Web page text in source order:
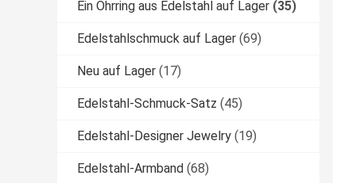
Ein Ohrring aus Edelstahl auf Lager (35)
Edelstahlschmuck auf Lager (69)
Neu auf Lager (17)
Edelstahl-Schmuck-Satz (45)
Edelstahl-Designer Jewelry (19)
Edelstahl-Armband (68)